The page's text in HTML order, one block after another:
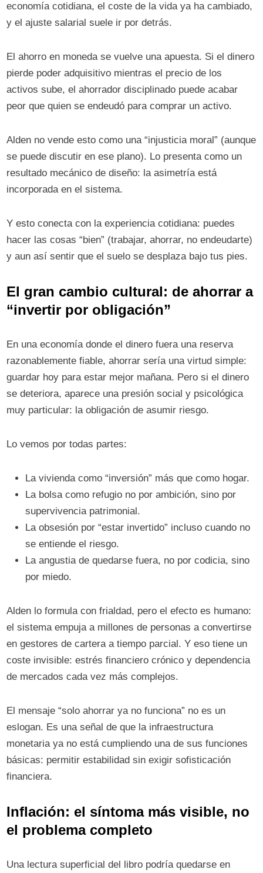
economía cotidiana, el coste de la vida ya ha cambiado,
y el ajuste salarial suele ir por detrás.
El ahorro en moneda se vuelve una apuesta. Si el dinero
pierde poder adquisitivo mientras el precio de los
activos sube, el ahorrador disciplinado puede acabar
peor que quien se endeudó para comprar un activo.
Alden no vende esto como una “injusticia moral” (aunque
se puede discutir en ese plano). Lo presenta como un
resultado mecánico de diseño: la asimetría está
incorporada en el sistema.
Y esto conecta con la experiencia cotidiana: puedes
hacer las cosas “bien” (trabajar, ahorrar, no endeudarte)
y aun así sentir que el suelo se desplaza bajo tus pies.
El gran cambio cultural: de ahorrar a
“invertir por obligación”
En una economía donde el dinero fuera una reserva
razonablemente fiable, ahorrar sería una virtud simple:
guardar hoy para estar mejor mañana. Pero si el dinero
se deteriora, aparece una presión social y psicológica
muy particular: la obligación de asumir riesgo.
Lo vemos por todas partes:
La vivienda como “inversión” más que como hogar.
La bolsa como refugio no por ambición, sino por
supervivencia patrimonial.
La obsesión por “estar invertido” incluso cuando no
se entiende el riesgo.
La angustia de quedarse fuera, no por codicia, sino
por miedo.
Alden lo formula con frialdad, pero el efecto es humano:
el sistema empuja a millones de personas a convertirse
en gestores de cartera a tiempo parcial. Y eso tiene un
coste invisible: estrés financiero crónico y dependencia
de mercados cada vez más complejos.
El mensaje “solo ahorrar ya no funciona” no es un
eslogan. Es una señal de que la infraestructura
monetaria ya no está cumpliendo una de sus funciones
básicas: permitir estabilidad sin exigir sofisticación
financiera.
Inflación: el síntoma más visible, no
el problema completo
Una lectura superficial del libro podría quedarse en